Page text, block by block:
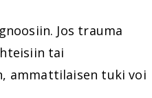
Jos trauma
tai
ammattilaisen tuki voi